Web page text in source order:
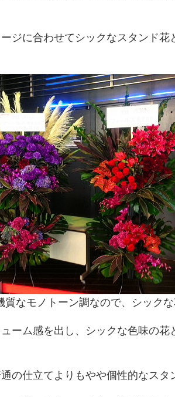
ジに合わせてシックなスタンド花
なモノトーン調なので、シックな
ーム感を出し、シックな色味の花
の仕立てよりもやや個性的なスタ